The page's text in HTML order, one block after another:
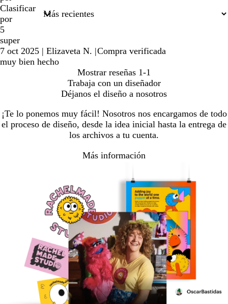
Clasificar
por
5
super
7 oct 2025 | Elizaveta N. |Compra verificada
muy bien hecho
Mostrar reseñas 1-1
Trabaja con un diseñador
Déjanos el diseño a nosotros
¡Te lo ponemos muy fácil! Nosotros nos encargamos de todo
el proceso de diseño, desde la idea inicial hasta la entrega de
los archivos a tu cuenta.
Más información